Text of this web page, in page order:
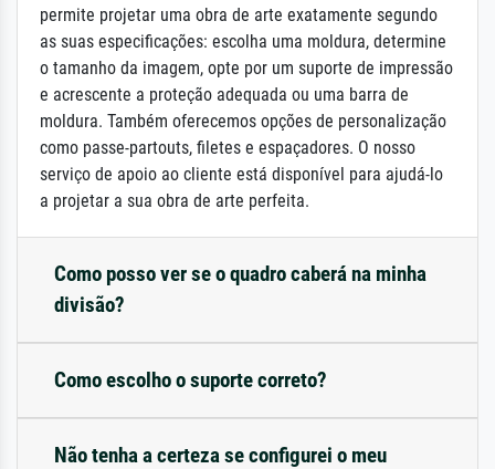
permite projetar uma obra de arte exatamente segundo
as suas especificações: escolha uma moldura, determine
o tamanho da imagem, opte por um suporte de impressão
e acrescente a proteção adequada ou uma barra de
moldura. Também oferecemos opções de personalização
como passe-partouts, filetes e espaçadores. O nosso
serviço de apoio ao cliente está disponível para ajudá-lo
a projetar a sua obra de arte perfeita.
Como posso ver se o quadro caberá na minha
divisão?
Como escolho o suporte correto?
Não tenha a certeza se configurei o meu